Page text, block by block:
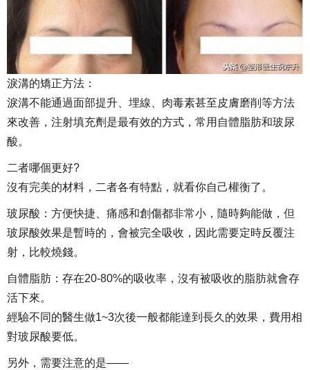
淚溝的矯正方法：
淚溝不能通過面部提升、埋線、肉毒素甚至皮膚磨削等方法
來改善，注射填充劑是最有效的方式，常用自體脂肪和玻尿
酸。
二者哪個更好?
沒有完美的材料，二者各有特點，就看你自己權衡了。
玻尿酸：方便快捷、痛感和創傷都非常小，隨時夠能做，但
玻尿酸效果是暫時的，會被完全吸收，因此需要定時反覆注
射，比較燒錢。
自體脂肪：存在20-80%的吸收率，沒有被吸收的脂肪就會存
活下來。
經驗不同的醫生做1~3次後一般都能達到長久的效果，費用相
對玻尿酸要低。
另外，需要注意的是——